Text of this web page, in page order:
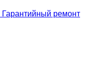
Гарантийный ремонт